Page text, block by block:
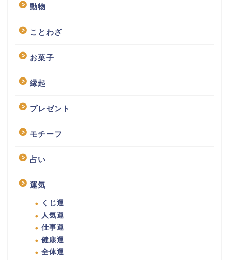
動物
ことわざ
お菓子
縁起
プレゼント
モチーフ
占い
運気
くじ運
人気運
仕事運
健康運
全体運